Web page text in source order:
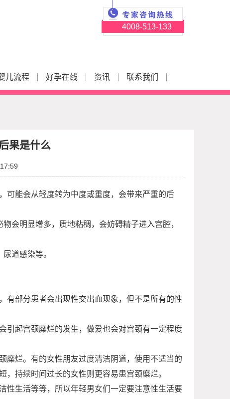
4008-513-133
儿流程 好孕在线 资讯 联系我们
果是什么
可能会从轻度转为中度或重度，会带来严重的后
会明显增多，质地粘稠，会妨碍精子进入宫腔，
道感染等。
有部分患者会出现性交出血现象，但不是所有的性
引起宫颈糜烂的发生，做爱也会对宫颈有一定程度
糜烂。有的女性朋友过度清洁阴道，使用不适当的
持续时间过长的女性则更容易患宫颈糜烂。
性生活等等，所以年轻男女们一定要注意性生活要